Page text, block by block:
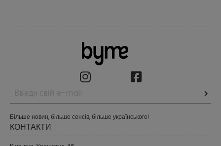
Більше новин, більше сенсів, більше українського!
КОНТАКТИ